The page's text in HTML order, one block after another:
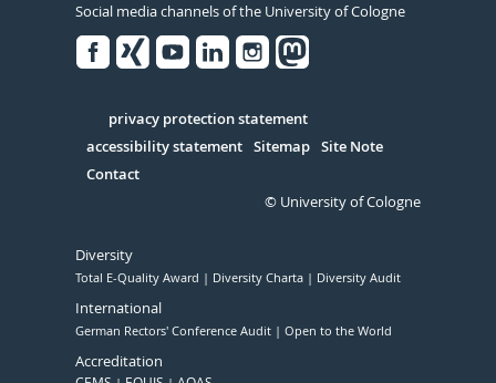
Social media channels of the University of Cologne
Serivce
privacy protection statement
accessibility statement Sitemap Site Note
Contact
© University of Cologne
Diversity
Total E-Quality Award Diversity Charta Diversity Audit
International
German Rectors' Conference Audit Open to the World
Accreditation